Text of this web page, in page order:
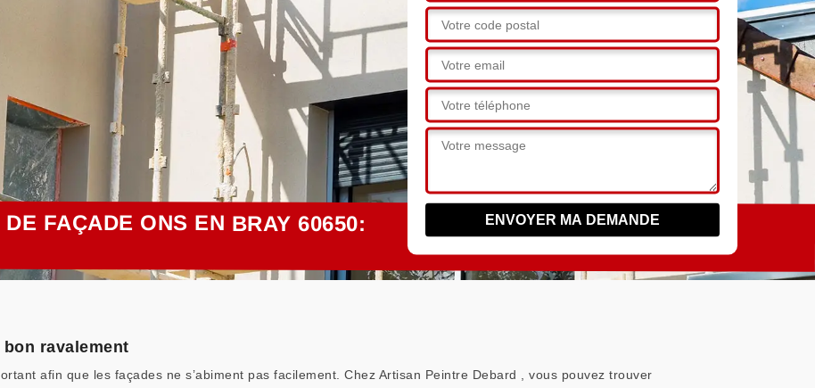
FAÇADE ONS EN BRAY 60650:
bon ravalement
afin que les façades ne s’abiment pas facilement. Chez Artisan Peintre Debard , vous pouvez trouver